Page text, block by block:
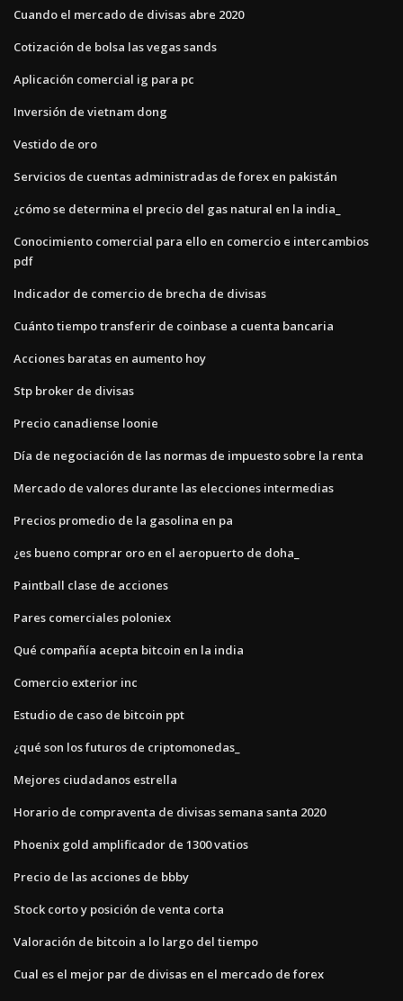
Cuando el mercado de divisas abre 2020
Cotización de bolsa las vegas sands
Aplicación comercial ig para pc
Inversión de vietnam dong
Vestido de oro
Servicios de cuentas administradas de forex en pakistán
¿cómo se determina el precio del gas natural en la india_
Conocimiento comercial para ello en comercio e intercambios
pdf
Indicador de comercio de brecha de divisas
Cuánto tiempo transferir de coinbase a cuenta bancaria
Acciones baratas en aumento hoy
Stp broker de divisas
Precio canadiense loonie
Día de negociación de las normas de impuesto sobre la renta
Mercado de valores durante las elecciones intermedias
Precios promedio de la gasolina en pa
¿es bueno comprar oro en el aeropuerto de doha_
Paintball clase de acciones
Pares comerciales poloniex
Qué compañía acepta bitcoin en la india
Comercio exterior inc
Estudio de caso de bitcoin ppt
¿qué son los futuros de criptomonedas_
Mejores ciudadanos estrella
Horario de compraventa de divisas semana santa 2020
Phoenix gold amplificador de 1300 vatios
Precio de las acciones de bbby
Stock corto y posición de venta corta
Valoración de bitcoin a lo largo del tiempo
Cual es el mejor par de divisas en el mercado de forex